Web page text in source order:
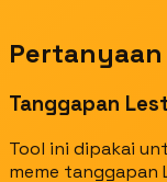
Tanggapan
Tool ini dipakai
meme tanggapan